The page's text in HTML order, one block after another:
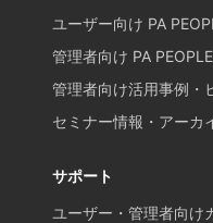
ユーザー向け PA
管理者向け PA
管理者向け活用事例・
セミナー情報・アーカ
サポート
ユーザー・管理者向け